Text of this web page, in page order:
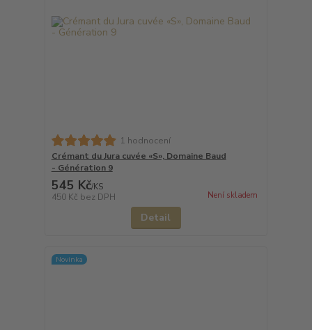
1 hodnocení
Crémant du Jura cuvée «S», Domaine Baud
- Génération 9
545 Kč/KS
450 Kč bez DPH Není skladem
Detail
Novinka